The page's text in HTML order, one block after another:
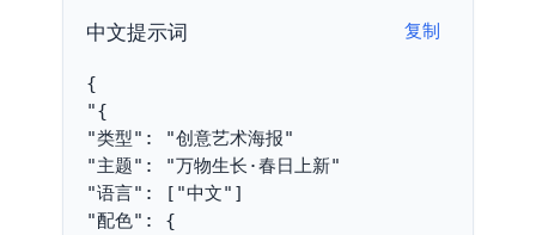
中文提示词 复制
{
"{
"类型": "创意艺术海报"
"主题": "万物生长·春日上新"
"语言": ["中文"]
"配色": {